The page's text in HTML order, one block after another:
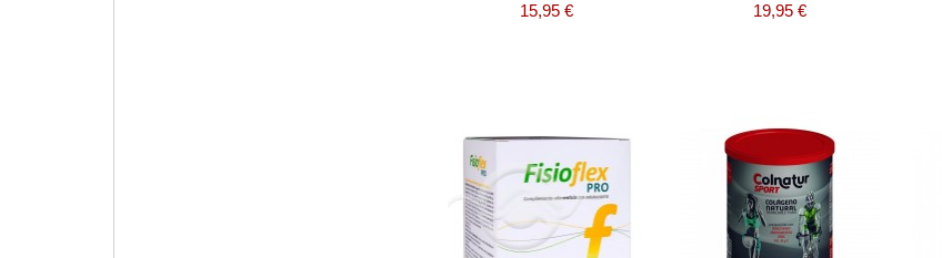
15,95 € 19,95 €